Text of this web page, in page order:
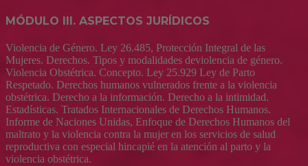
MÓDULO III. ASPECTOS JURÍDICOS
Violencia de Género. Ley 26.485, Protección Integral de las
Mujeres. Derechos. Tipos y modalidades deviolencia de género.
Violencia Obstétrica. Concepto. Ley 25.929 Ley de Parto
Respetado. Derechos humanos vulnerados frente a la violencia
obstétrica. Derecho a la información. Derecho a la intimidad.
Estadísticas. Tratados Internacionales de Derechos Humanos.
Informe de Naciones Unidas, Enfoque de Derechos Humanos del
maltrato y la violencia contra la mujer en los servicios de salud
reproductiva con especial hincapié en la atención al parto y la
violencia obstétrica.